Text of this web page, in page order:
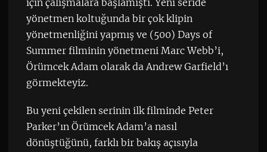
için çalışmalara başlamıştı. Yeni seride
yönetmen koltuğunda bir çok klipin
yönetmenliğini yapmış ve (500) Days of
Summer filminin yönetmeni Marc Webb’i,
Örümcek Adam olarak da Andrew Garfield’ı
görmekteyiz.
Bu yeni çekilen serinin ilk filminde Peter
Parker’ın Örümcek Adam’a nasıl
dönüştüğünü, farklı bir bakış açısıyla